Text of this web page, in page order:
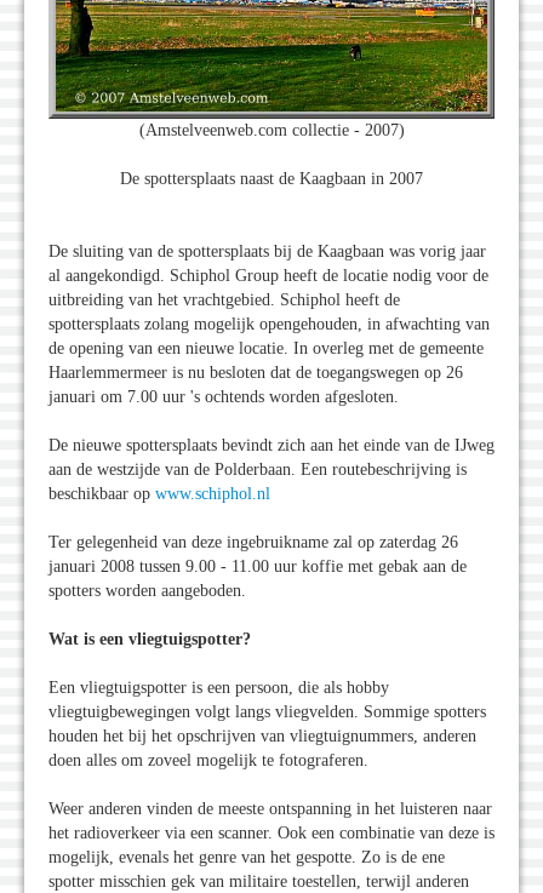
(Amstelveenweb.com collectie - 2007)
De spottersplaats naast de Kaagbaan in 2007
De sluiting van de spottersplaats bij de Kaagbaan was vorig jaar
al aangekondigd. Schiphol Group heeft de locatie nodig voor de
uitbreiding van het vrachtgebied. Schiphol heeft de
spottersplaats zolang mogelijk opengehouden, in afwachting van
de opening van een nieuwe locatie. In overleg met de gemeente
Haarlemmermeer is nu besloten dat de toegangswegen op 26
januari om 7.00 uur 's ochtends worden afgesloten.
De nieuwe spottersplaats bevindt zich aan het einde van de IJweg
aan de westzijde van de Polderbaan. Een routebeschrijving is
beschikbaar op www.schiphol.nl
Ter gelegenheid van deze ingebruikname zal op zaterdag 26
januari 2008 tussen 9.00 - 11.00 uur koffie met gebak aan de
spotters worden aangeboden.
Wat is een vliegtuigspotter?
Een vliegtuigspotter is een persoon, die als hobby
vliegtuigbewegingen volgt langs vliegvelden. Sommige spotters
houden het bij het opschrijven van vliegtuignummers, anderen
doen alles om zoveel mogelijk te fotograferen.
Weer anderen vinden de meeste ontspanning in het luisteren naar
het radioverkeer via een scanner. Ook een combinatie van deze is
mogelijk, evenals het genre van het gespotte. Zo is de ene
spotter misschien gek van militaire toestellen, terwijl anderen